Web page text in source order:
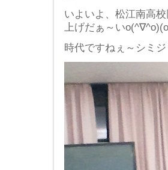
いよいよ、松江南高
上げだぁ～い
時代ですねぇ～シミ